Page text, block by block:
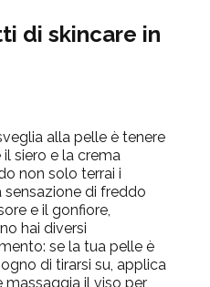
di skincare in
alla pelle è tenere
siero e la crema
non solo terrai i
di freddo
e il gonfiore,
hai diversi
se la tua pelle è
di tirarsi su, applica
il viso per